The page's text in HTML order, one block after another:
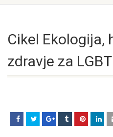
Cikel Ekologija,
zdravje za